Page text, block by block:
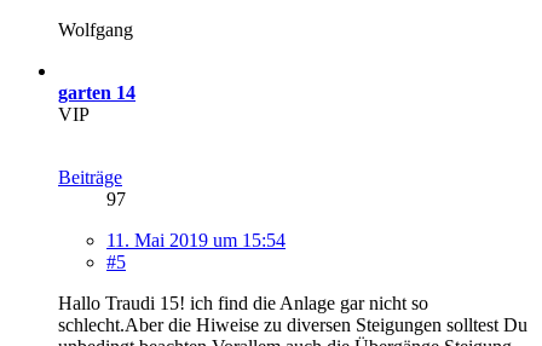
Wolfgang
garten 14
VIP
Beiträge
97
11. Mai 2019 um 15:54
#5
Hallo Traudi 15! ich find die Anlage gar nicht so
schlecht.Aber die Hiweise zu diversen Steigungen solltest Du